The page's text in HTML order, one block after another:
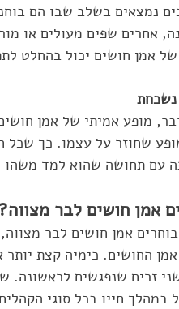
נמצאים בשלב שבו הם
אחרים שפים מעולים או
של אמן חושים יכול בהחלט
נשכחת
מופע אמיתי של אמן
שחוזר על עצמו. כך
עם תחושה שהוא למד
אמן חושים לבר מצווה?
אמן חושים לבר
אמן החושים. כימיה קצת
זרים שנפגשים לראשונה.
במהלך חייו בכל סוגי